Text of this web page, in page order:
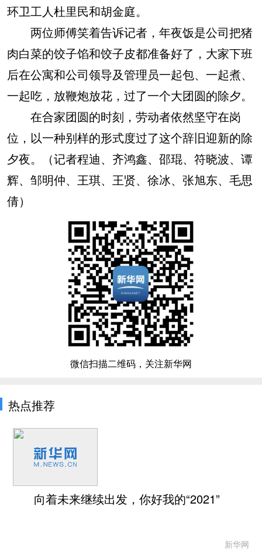
环卫工人杜里民和胡金庭。
两位师傅笑着告诉记者，年夜饭是公司把猪
肉白菜的饺子馅和饺子皮都准备好了，大家下班
后在公寓和公司领导及管理员一起包、一起煮、
一起吃，放鞭炮放花，过了一个大团圆的除夕。
在合家团圆的时刻，劳动者依然坚守在岗
位，以一种别样的形式度过了这个辞旧迎新的除
夕夜。（记者程迪、齐鸿鑫、邵琨、符晓波、谭
辉、邹明仲、王琪、王贤、徐冰、张旭东、毛思
倩）
微信扫描二维码，关注新华网
热点推荐
向着未来继续出发，你好我的“2021”
新华网